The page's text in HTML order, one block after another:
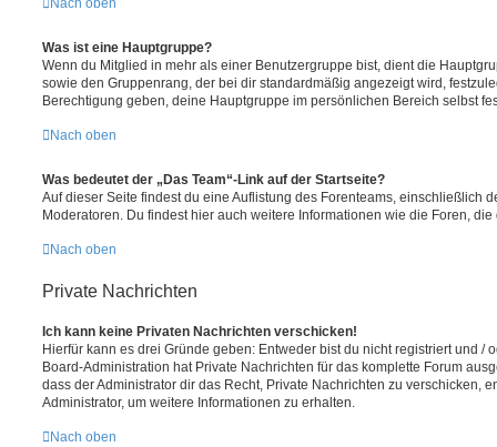
Nach oben
Was ist eine Hauptgruppe?
Wenn du Mitglied in mehr als einer Benutzergruppe bist, dient die
sowie den Gruppenrang, der bei dir standardmäßig angezeigt wird,
Berechtigung geben, deine Hauptgruppe im persönlichen Bereich selbst
Nach oben
Was bedeutet der „Das Team“-Link auf der Startseite?
Auf dieser Seite findest du eine Auflistung des Forenteams, einschließlich
Moderatoren. Du findest hier auch weitere Informationen wie die Foren,
Nach oben
Private Nachrichten
Ich kann keine Privaten Nachrichten verschicken!
Hierfür kann es drei Gründe geben: Entweder bist du nicht registriert und /
Board-Administration hat Private Nachrichten für das komplette Forum
dass der Administrator dir das Recht, Private Nachrichten zu verschicken,
Administrator, um weitere Informationen zu erhalten.
Nach oben